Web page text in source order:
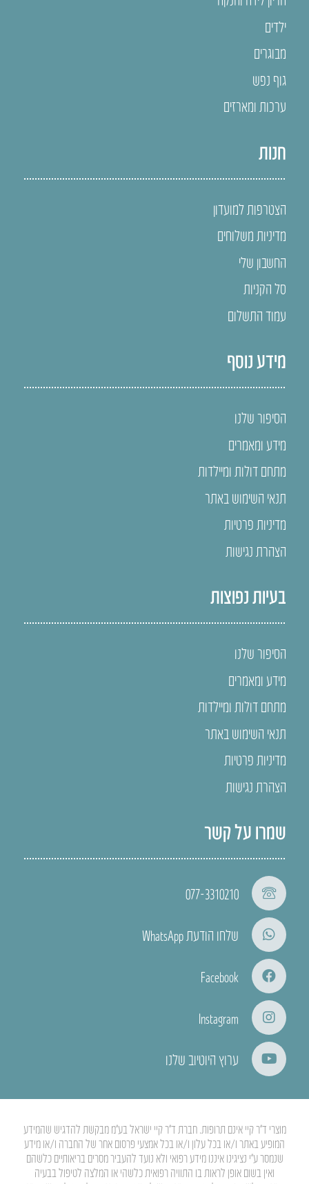
ילדים
מבוגרים
גוף נפש
ערכות ומארזים
חנות
הצטרפות למועדון
מדיניות משלוחים
החשבון שלי
סל הקניות
עמוד התשלום
מידע נוסף
הסיפור שלנו
מידע ומאמרים
מתחם דולות ומיילדות
תנאי השימוש באתר
מדיניות פרטיות
הצהרת נגישות
בעיות נפוצות
הסיפור שלנו
מידע ומאמרים
מתחם דולות ומיילדות
תנאי השימוש באתר
מדיניות פרטיות
הצהרת נגישות
שמרו על קשר
077-3310210
שלחו הודעת WhatsApp
Facebook
Instagram
ערוץ היוטיוב שלנו
מוצרי ד”ר קיי אינם תרופות. חברת ד”ר קיי ישראל בע”מ מבקשת להדגיש שהמידע
המופיע באתר ו/או בכל עלון ו/או בכל אמצעי פרסום אחר של החברה ו/או מידע
שנמסר ע”י נציגינו איננו מידע רפואי ולא נועד להעביר מסרים בריאותיים כלשהם
ואין בשום אופן לראות בו התוויה רפואית כלשהי או המלצה לטיפול בבעיה